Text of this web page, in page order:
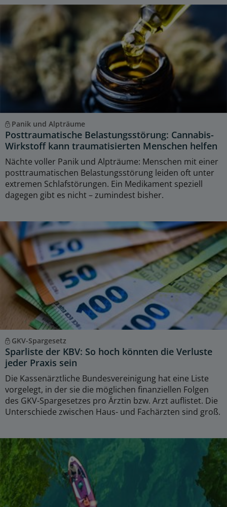
Panik und Alpträume
Posttraumatische Belastungsstörung: Cannabis-
Wirkstoff kann traumatisierten Menschen helfen
Nächte voller Panik und Alpträume: Menschen mit einer
posttraumatischen Belastungsstörung leiden oft unter
extremen Schlafstörungen. Ein Medikament speziell
dagegen gibt es nicht – zumindest bisher.
GKV-Spargesetz
Sparliste der KBV: So hoch könnten die Verluste
jeder Praxis sein
Die Kassenärztliche Bundesvereinigung hat eine Liste
vorgelegt, in der sie die möglichen finanziellen Folgen
des GKV-Spargesetzes pro Ärztin bzw. Arzt auflistet. Die
Unterschiede zwischen Haus- und Fachärzten sind groß.